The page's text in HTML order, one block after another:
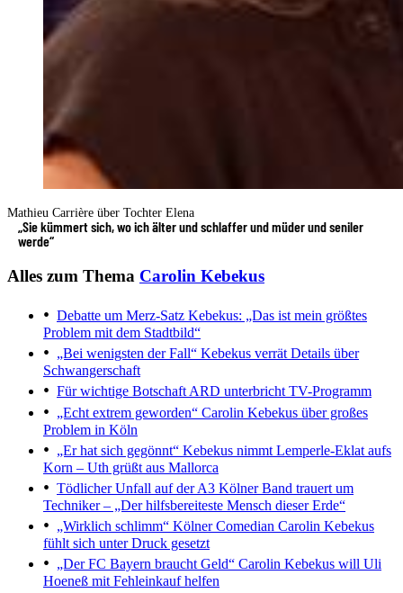
Mathieu Carrière über Tochter Elena
„Sie kümmert sich, wo ich älter und schlaffer und müder und seniler
werde“
Alles zum Thema Carolin Kebekus
Debatte um Merz-Satz Kebekus: „Das ist mein größtes
Problem mit dem Stadtbild“
„Bei wenigsten der Fall“ Kebekus verrät Details über
Schwangerschaft
Für wichtige Botschaft ARD unterbricht TV-Programm
„Echt extrem geworden“ Carolin Kebekus über großes
Problem in Köln
„Er hat sich gegönnt“ Kebekus nimmt Lemperle-Eklat aufs
Korn – Uth grüßt aus Mallorca
Tödlicher Unfall auf der A3 Kölner Band trauert um
Techniker – „Der hilfsbereiteste Mensch dieser Erde“
„Wirklich schlimm“ Kölner Comedian Carolin Kebekus
fühlt sich unter Druck gesetzt
„Der FC Bayern braucht Geld“ Carolin Kebekus will Uli
Hoeneß mit Fehleinkauf helfen